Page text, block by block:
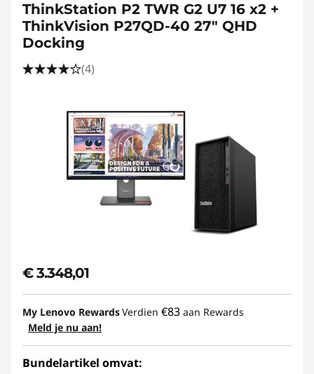
ThinkStation P2 TWR G2 U7 16 x2 +
ThinkVision P27QD-40 27" QHD
Docking
(4)
€ 3.348,01
My Lenovo RewardsVerdien €83 aan Rewards
Meld je nu aan!
Bundelartikel omvat: